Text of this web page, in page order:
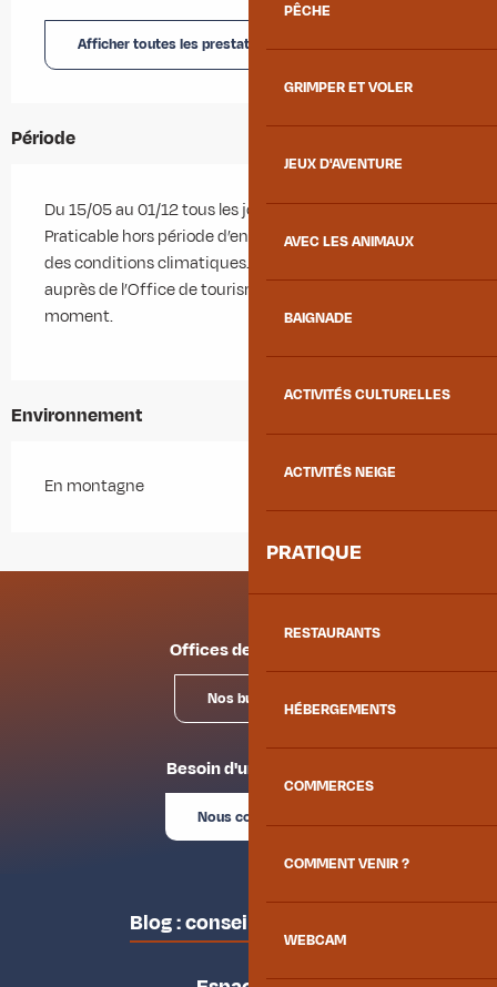
PÊCHE
GRIMPER ET VOLER
JEUX D'AVENTURE
AVEC LES ANIMAUX
BAIGNADE
ACTIVITÉS CULTURELLES
ACTIVITÉS NEIGE
PRATIQUE
RESTAURANTS
HÉBERGEMENTS
COMMERCES
COMMENT VENIR ?
WEBCAM
Afficher toutes les prestations
Période
Du 15/05 au 01/12 tous les jours.
Praticable hors période d’enneigement et en fonction
des conditions climatiques. Se renseigner au préalable
auprès de l’Office de tourisme sur les conditions du
moment.
Environnement
En montagne
Offices de tourisme
Nos bureaux
Besoin d'un conseil ?
Nous contacter
Blog : conseils des locaux